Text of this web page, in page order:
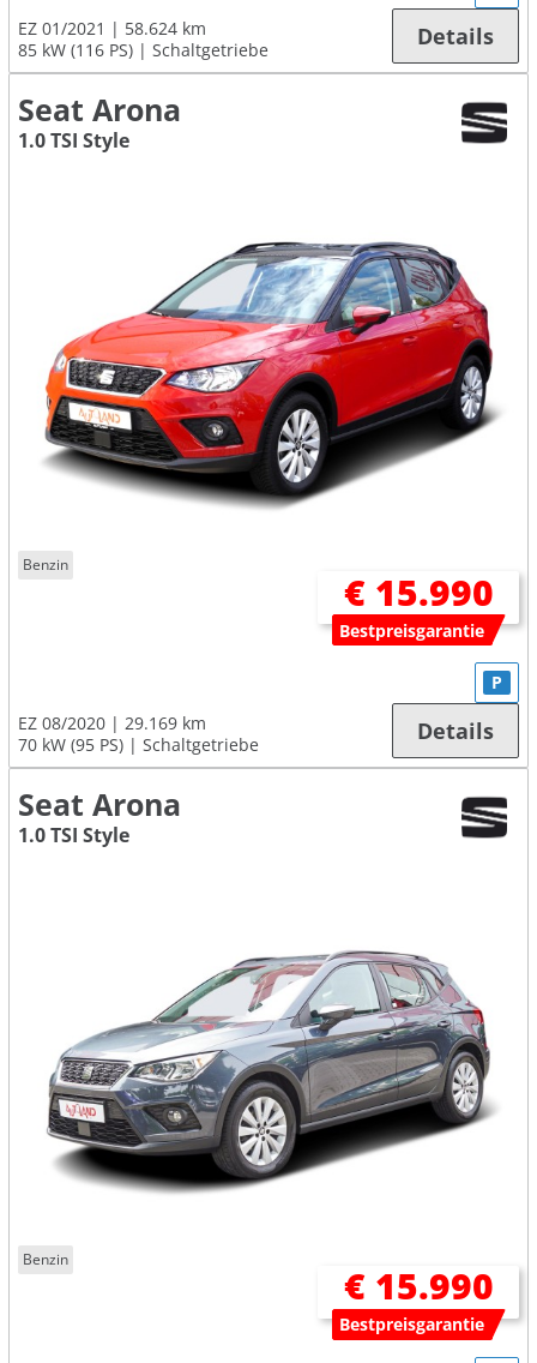
EZ 01/2021
58.624 km
85 kW (116 PS)
Schaltgetriebe Details
Seat Arona
1.0 TSI Style
Benzin
€ 15.990
Bestpreisgarantie
EZ 08/2020
29.169 km
70 kW (95 PS)
Schaltgetriebe
P
Details
Seat Arona
1.0 TSI Style
Benzin
€ 15.990
Bestpreisgarantie